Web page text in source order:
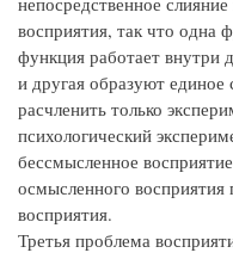
восприятия, так что одна
функция работает внутри
и другая образуют
расчленить только
психологический
бессмысленное
осмысленного восприятия
восприятия.
Третья проблема